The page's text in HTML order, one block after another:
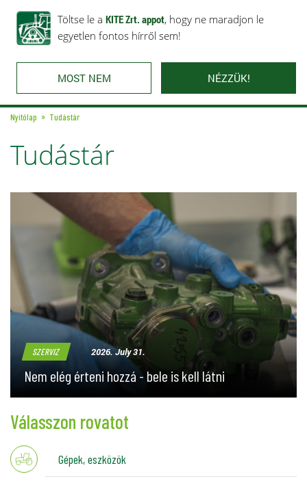
Töltse le a KITE Zrt. appot, hogy ne maradjon le
egyetlen fontos hírről sem!
MOST NEM NÉZZÜK!
Rólunk Ajánlataink Karrier Kapcsolat
Nyitólap Tudástár
Tudástár
SZERVIZ 2026. July 31.
Nem elég érteni hozzá - bele is kell látni
Válasszon rovatot
Gépek, eszközök